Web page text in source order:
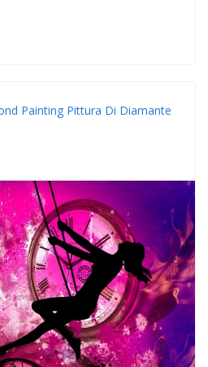
Painting Pittura Di Diamante